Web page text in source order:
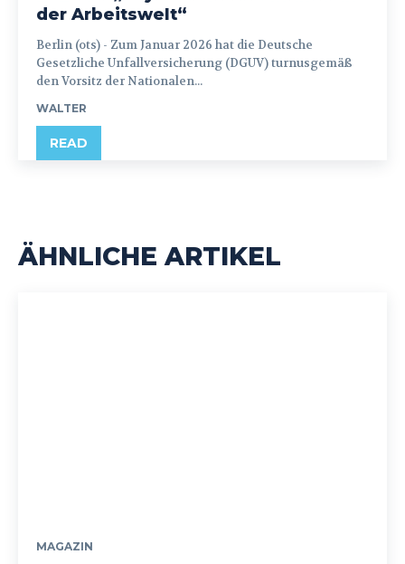
der Arbeitswelt“
Berlin (ots) - Zum Januar 2026 hat die Deutsche
Gesetzliche Unfallversicherung (DGUV) turnusgemäß
den Vorsitz der Nationalen...
WALTER
READ
ÄHNLICHE ARTIKEL
MAGAZIN